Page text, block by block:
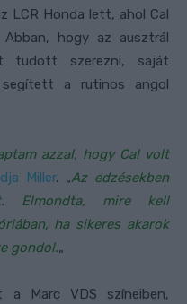
LCR Honda lett, ahol Cal
hogy az ausztrál
tudott szerezni, saját
segített a rutinos angol
azzal, hogy Cal volt
Miller. „Az edzésekben
Elmondta, mire kell
ha sikeres akarok
gondol.„
a Marc VDS színeiben,